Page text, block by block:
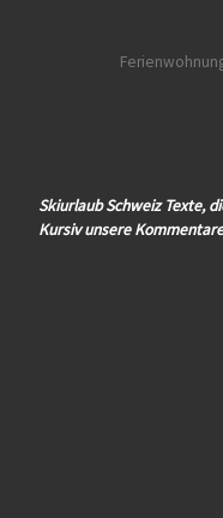
Skiurlaub Schweiz Texte,
Kursiv unsere Kommentare